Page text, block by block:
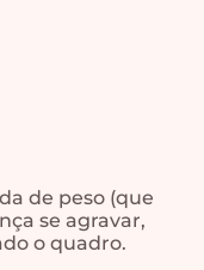
de peso (que
se agravar,
o quadro.